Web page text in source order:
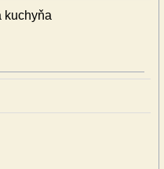
kuchyňa